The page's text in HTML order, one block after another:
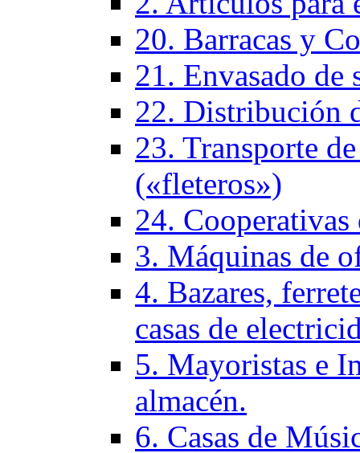
20. Barracas y
21. Envasado de
22. Distribución
23. Transporte
(«fleteros»)
24. Cooperativas
3. Máquinas de
4. Bazares,
casas de
5. Mayoristas e
almacén.
6. Casas de